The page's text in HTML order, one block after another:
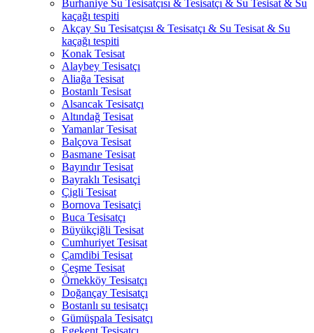
Burhaniye Su Tesisatçısı & Tesisatçı & Su Tesisat & Su
kaçağı tespiti
Akçay Su Tesisatçısı & Tesisatçı & Su Tesisat & Su
kaçağı tespiti
Konak Tesisat
Alaybey Tesisatçı
Aliağa Tesisat
Bostanlı Tesisat
Alsancak Tesisatçı
Altındağ Tesisat
Yamanlar Tesisat
Balçova Tesisat
Basmane Tesisat
Bayındır Tesisat
Bayraklı Tesisatçi
Çigli Tesisat
Bornova Tesisatçi
Buca Tesisatçı
Büyükçiğli Tesisat
Cumhuriyet Tesisat
Çamdibi Tesisat
Çeşme Tesisat
Örnekköy Tesisatçı
Doğançay Tesisatçı
Bostanlı su tesisatçı
Gümüşpala Tesisatçı
Egekent Tesisatçı